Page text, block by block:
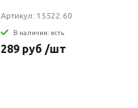
Артикул: 15522.60
В наличии: есть
289 руб /шт